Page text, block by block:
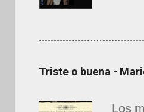
Triste o buena -
Los